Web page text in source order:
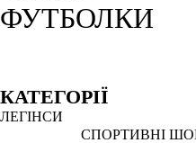
ФУТБОЛКИ
Обрано
L Загартований
КАТЕГОРІЇ
ЛЕГІНСИ
СПОРТИВНІ